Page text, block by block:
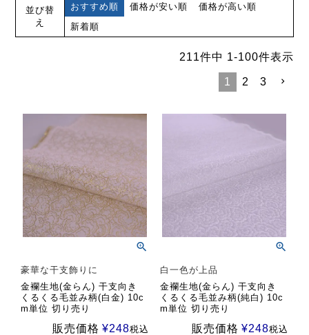
並び替
え
おすすめ順 価格が安い順
価格が高い順
新着順
211件中 1-100件表示
1 2 3
豪華な干支飾りに
金襴生地(金らん) 干支向き
くるくる毛並み柄(白金) 10c
m単位 切り売り
販売価格 ¥248税込
白一色が上品
金襴生地(金らん) 干支向き
くるくる毛並み柄(純白) 10c
m単位 切り売り
販売価格 ¥248税込